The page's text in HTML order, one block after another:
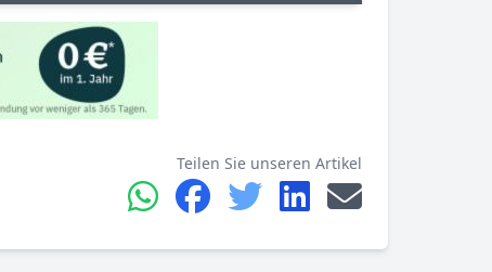
Teilen Sie unseren Artikel